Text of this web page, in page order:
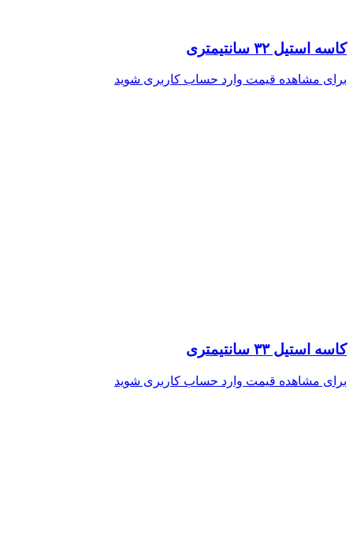
کاسه استیل ۳۲ سانتیمتری
برای مشاهده قیمت وارد حساب کاربری شوید
کاسه استیل ۳۳ سانتیمتری
برای مشاهده قیمت وارد حساب کاربری شوید